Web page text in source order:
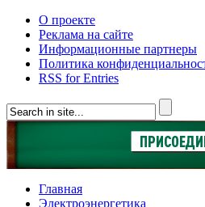
О проекте
Реклама на сайте
Информационные партнеры
Политика
RSS for Entries
Главная
Электроэнергетика